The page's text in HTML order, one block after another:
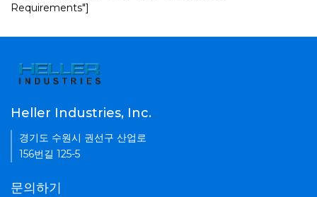
Requirements"]
Heller Industries, Inc.
경기도 수원시 권선구 산업로
156번길 125-5
문의하기